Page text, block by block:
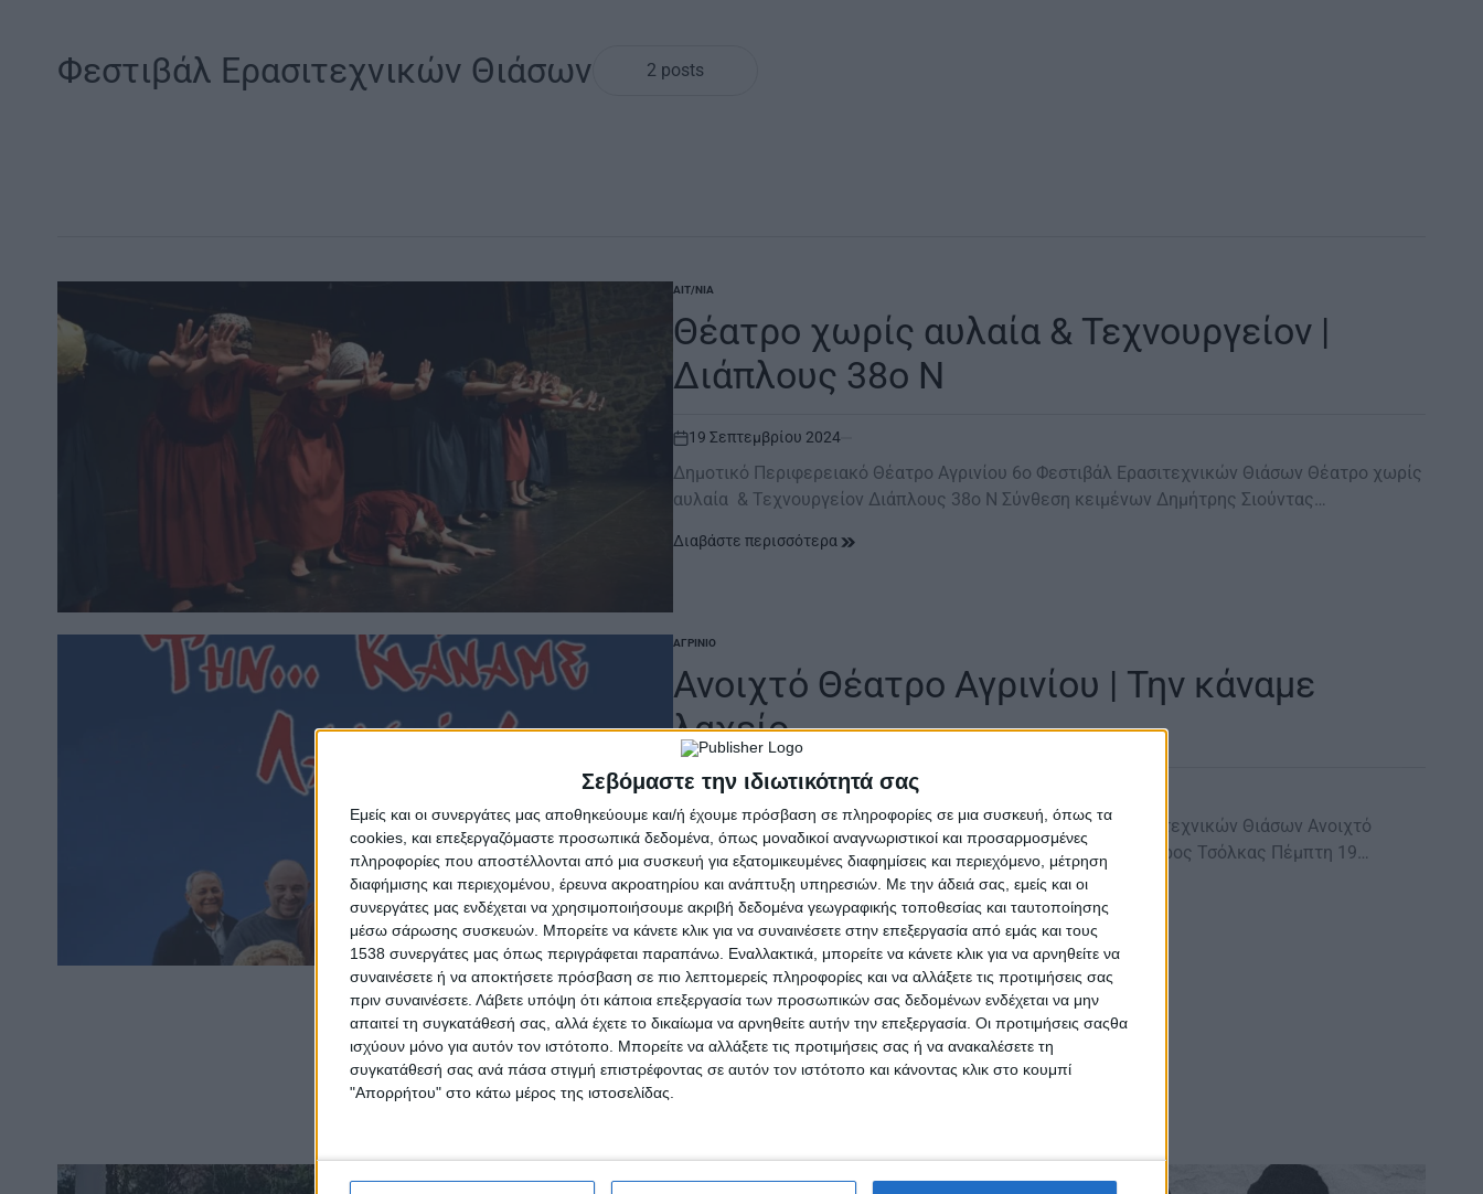
Σεβόμαστε την ιδιωτικότητά σας
Εμείς και οι συνεργάτες μας αποθηκεύουμε και/ή έχουμε πρόσβαση σε πληροφορίες σε μια συσκευή, όπως τα
cookies, και επεξεργαζόμαστε προσωπικά δεδομένα, όπως μοναδικοί αναγνωριστικοί και προσαρμοσμένες
πληροφορίες που αποστέλλονται από μια συσκευή για εξατομικευμένες διαφημίσεις και περιεχόμενο, μέτρηση
διαφήμισης και περιεχομένου, έρευνα ακροατηρίου και ανάπτυξη υπηρεσιών. Με την άδειά σας, εμείς και οι
συνεργάτες μας ενδέχεται να χρησιμοποιήσουμε ακριβή δεδομένα γεωγραφικής τοποθεσίας και ταυτοποίησης
μέσω σάρωσης συσκευών. Μπορείτε να κάνετε κλικ για να συναινέσετε στην επεξεργασία από εμάς και τους
1538 συνεργάτες μας όπως περιγράφεται παραπάνω. Εναλλακτικά, μπορείτε να κάνετε κλικ για να αρνηθείτε να
συναινέσετε ή να αποκτήσετε πρόσβαση σε πιο λεπτομερείς πληροφορίες και να αλλάξετε τις προτιμήσεις σας
πριν συναινέσετε. Λάβετε υπόψη ότι κάποια επεξεργασία των προσωπικών σας δεδομένων ενδέχεται να μην
απαιτεί τη συγκατάθεσή σας, αλλά έχετε το δικαίωμα να αρνηθείτε αυτήν την επεξεργασία. Οι προτιμήσεις σαςθα
ισχύουν μόνο για αυτόν τον ιστότοπο. Μπορείτε να αλλάξετε τις προτιμήσεις σας ή να ανακαλέσετε τη
συγκατάθεσή σας ανά πάσα στιγμή επιστρέφοντας σε αυτόν τον ιστότοπο και κάνοντας κλικ στο κουμπί
"Απορρήτου" στο κάτω μέρος της ιστοσελίδας.
Φεστιβάλ Ερασιτεχνικών Θιάσων 2 posts
POSTED
ΑΙΤ/ΝΊΑ
Θέατρο χωρίς αυλαία & Τεχνουργείον |
Διάπλους 38ο Ν
on
19 Σεπτεμβρίου 2024
Δημοτικό Περιφερειακό Θέατρο Αγρινίου 6ο Φεστιβάλ Ερασιτεχνικών Θιάσων Θέατρο χωρίς
αυλαία & Τεχνουργείον Διάπλους 38ο Ν Σύνθεση κειμένων Δημήτρης Σιούντας…
Διαβάστε περισσότερα
POSTED
ΑΓΡΊΝΙΟ
Ανοιχτό Θέατρο Αγρινίου | Την κάναμε
λαχείο
13 Σεπτεμβρίου 2024
Δημοτικό Περιφερειακό Θέατρο Αγρινίου 6ο Φεστιβάλ Ερασιτεχνικών Θιάσων Ανοιχτό
Θέατρο Αγρινίου Την κάναμε λαχείο Σύνθεση κειμένων Λάζαρος Τσόλκας Πέμπτη 19…
Διαβάστε περισσότερα